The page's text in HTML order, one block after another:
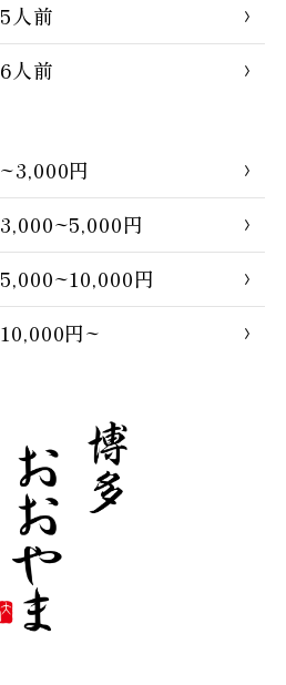
5人前
6人前
~3,000円
3,000~5,000円
5,000~10,000円
10,000円~